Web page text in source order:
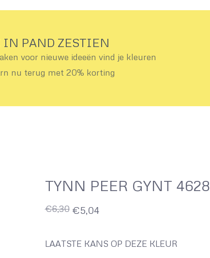
IN PAND ZESTIEN
voor nieuwe ideeën vind je kleuren
nu terug met 20% korting
TYNN PEER GYNT 4628
€6,30 €5,04
LAATSTE KANS OP DEZE KLEUR